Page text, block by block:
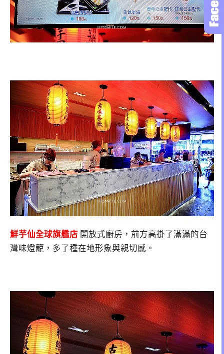
鮮芋仙全球旗艦店 開放式廚房，前方高掛了滿滿的台
灣味燈籠，多了種在地形象與親切感。